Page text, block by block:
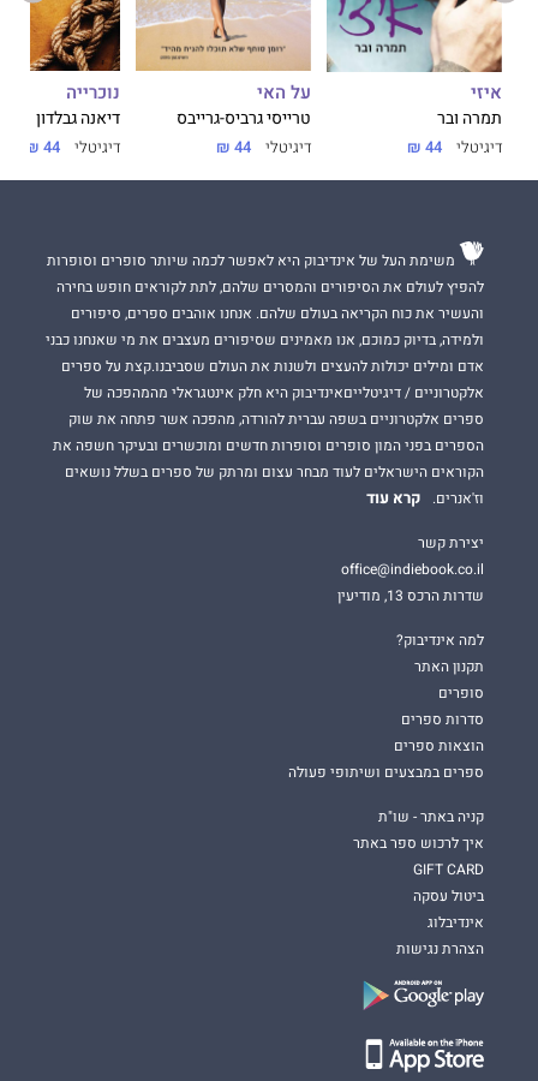
איזי
תמרה ובר
דיגיטלי 44 ₪
על האי
טרייסי גרביס-גרייבס
דיגיטלי 44 ₪
נוכרייה
דיאנה גבלדון
דיגיטלי 44 ₪
משימת העל של אינדיבוק היא לאפשר לכמה שיותר סופרים וסופרות
להפיץ לעולם את הסיפורים והמסרים שלהם, לתת לקוראים חופש בחירה
והעשיר את כוח הקריאה בעולם שלהם. אנחנו אוהבים ספרים, סיפורים
ולמידה, בדיוק כמוכם, אנו מאמינים שסיפורים מעצבים את מי שאנחנו כבני
אדם ומילים יכולות להעצים ולשנות את העולם שסביבנו.קצת על ספרים
אלקטרוניים / דיגיטלייםאינדיבוק היא חלק אינטגראלי מהמהפכה של
ספרים אלקטרוניים בשפה עברית להורדה, מהפכה אשר פתחה את שוק
הספרים בפני המון סופרים וסופרות חדשים ומוכשרים ובעיקר חשפה את
הקוראים הישראלים לעוד מבחר עצום ומרתק של ספרים בשלל נושאים
וז'אנרים.
קרא עוד
יצירת קשר
office@indiebook.co.il
שדרות הרכס 13, מודיעין
למה אינדיבוק?
תקנון האתר
סופרים
סדרות ספרים
הוצאות ספרים
ספרים במבצעים ושיתופי פעולה
קניה באתר - שו"ת
איך לרכוש ספר באתר
GIFT CARD
ביטול עסקה
אינדיבלוג
הצהרת נגישות